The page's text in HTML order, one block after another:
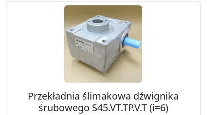
Przekładnia ślimakowa dźwignika
śrubowego S45.VT.TP.V.T (i=6)